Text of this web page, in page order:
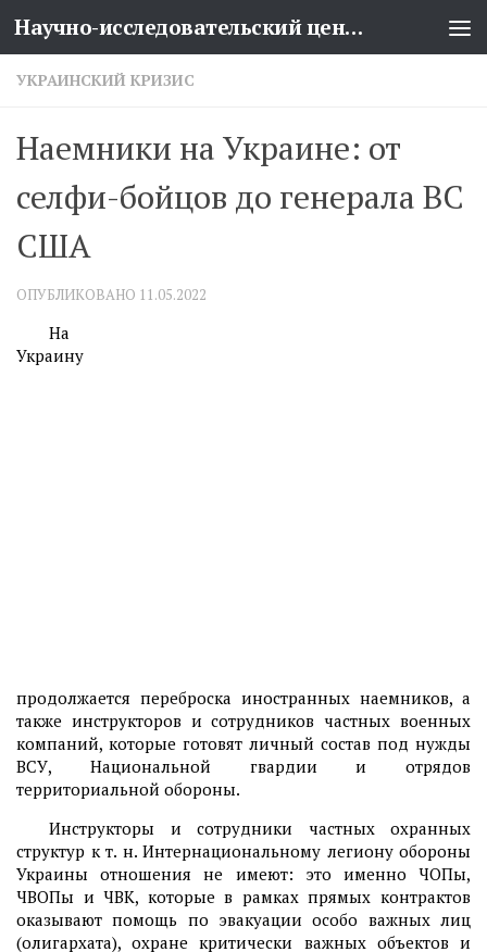
Перейти к содержимому Научно-исследовательский центр проблем национальной безопасности
УКРАИНСКИЙ КРИЗИС
Наемники на Украине: от
селфи-бойцов до генерала ВС
США
ОПУБЛИКОВАНО 11.05.2022
На
Украину
продолжается переброска иностранных наемников, а
также инструкторов и сотрудников частных военных
компаний, которые готовят личный состав под нужды
ВСУ, Национальной гвардии и отрядов
территориальной обороны.
Инструкторы и сотрудники частных охранных
структур к т. н. Интернациональному легиону обороны
Украины отношения не имеют: это именно ЧОПы,
ЧВОПы и ЧВК, которые в рамках прямых контрактов
оказывают помощь по эвакуации особо важных лиц
(олигархата), охране критически важных объектов и